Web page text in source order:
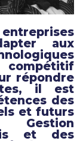
aux
répondre
il est
des
et futurs
et des